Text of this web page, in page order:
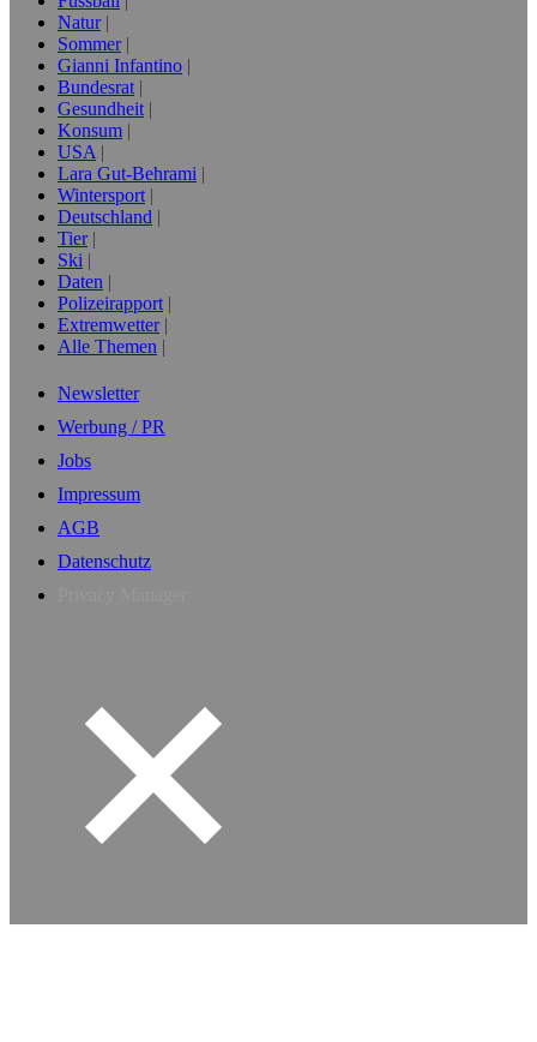
Natur
Sommer
Gianni Infantino
Bundesrat
Gesundheit
Konsum
USA
Lara Gut-Behrami
Wintersport
Deutschland
Tier
Ski
Daten
Polizeirapport
Extremwetter
Alle Themen
Newsletter
Werbung / PR
Jobs
Impressum
AGB
Datenschutz